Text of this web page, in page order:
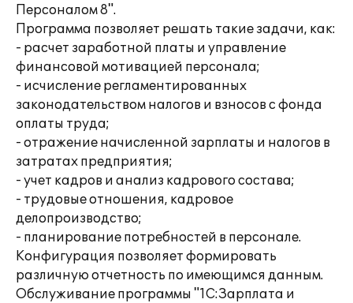
Персоналом 8".
Программа позволяет решать такие задачи, как:
- расчет заработной платы и управление
финансовой мотивацией персонала;
- исчисление регламентированных
законодательством налогов и взносов с фонда
оплаты труда;
- отражение начисленной зарплаты и налогов в
затратах предприятия;
- учет кадров и анализ кадрового состава;
- трудовые отношения, кадровое
делопроизводство;
- планирование потребностей в персонале.
Конфигурация позволяет формировать
различную отчетность по имеющимся данным.
Обслуживание программы "1С:Зарплата и